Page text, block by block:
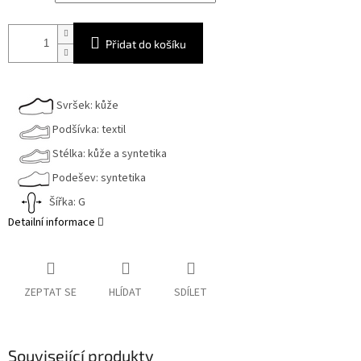
Přidat do košíku
Svršek: kůže
Podšívka: textil
Stélka: kůže a syntetika
Podešev: syntetika
Šířka: G
Detailní informace
ZEPTAT SE HLÍDAT SDÍLET
Související produkty